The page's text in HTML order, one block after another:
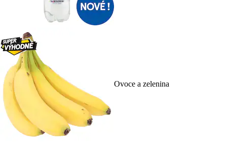
Ovoce a zelenina